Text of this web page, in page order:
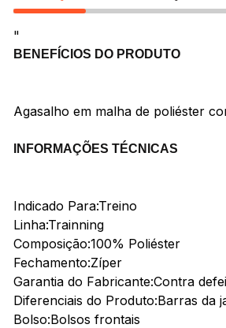
"
BENEFÍCIOS DO PRODUTO
Agasalho em malha de poliéster
INFORMAÇÕES TÉCNICAS
Indicado Para:Treino
Linha:Trainning
Composição:100% Poliéster
Fechamento:Zíper
Garantia do Fabricante:Contra
Diferenciais do Produto:Barras da
Bolso:Bolsos frontais